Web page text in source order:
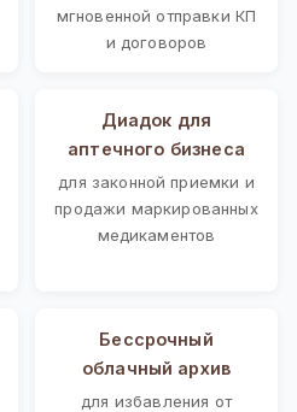
мгновенной отправки КП
и договоров
Диадок для
аптечного бизнеса
для законной приемки и
продажи маркированных
медикаментов
Бессрочный
облачный архив
для избавления от